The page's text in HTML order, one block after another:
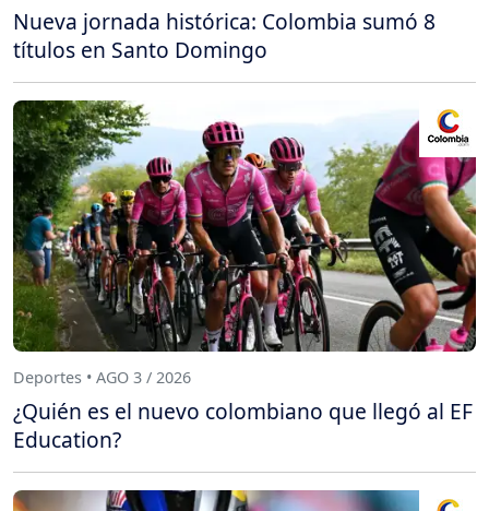
Nueva jornada histórica: Colombia sumó 8
títulos en Santo Domingo
Deportes • AGO 3 / 2026
¿Quién es el nuevo colombiano que llegó al EF
Education?